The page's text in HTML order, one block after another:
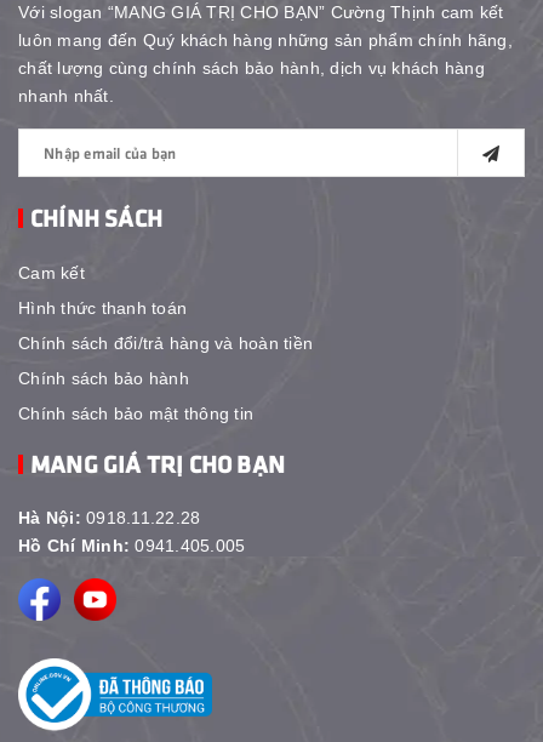
Với slogan “MANG GIÁ TRỊ CHO BẠN” Cường Thịnh cam kết
luôn mang đến Quý khách hàng những sản phẩm chính hãng,
chất lượng cùng chính sách bảo hành, dịch vụ khách hàng
nhanh nhất.
CHÍNH SÁCH
Cam kết
Hình thức thanh toán
Chính sách đổi/trả hàng và hoàn tiền
Chính sách bảo hành
Chính sách bảo mật thông tin
MANG GIÁ TRỊ CHO BẠN
Hà Nội: 0918.11.22.28
Hồ Chí Minh:0941.405.005